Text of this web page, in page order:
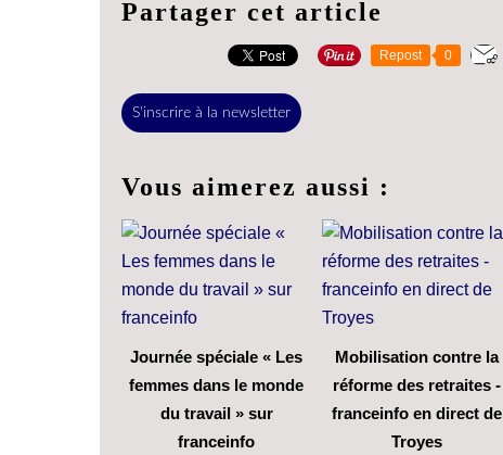
Partager cet article
Repost 0
S'inscrire à la newsletter
Vous aimerez aussi :
Journée spéciale « Les
femmes dans le monde
du travail » sur
franceinfo
Mobilisation contre la
réforme des retraites -
franceinfo en direct de
Troyes